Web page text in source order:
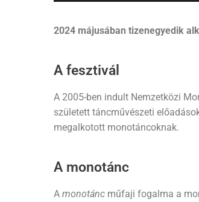
2024 májusában tizenegyedik
A fesztivál
A 2005-ben indult Nemzetközi
született táncművészeti
megalkotott monotáncoknak.
A monotánc
A monotánc műfaji fogalma a